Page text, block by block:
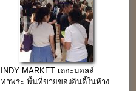
INDY MARKET เดอะมอลล์
ท่าพระ พื้นที่ขายของอินดี้ในห้าง